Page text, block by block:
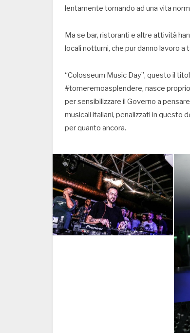
lentamente tornando ad una vita
Ma se bar, ristoranti e altre attività
locali notturni, che pur danno lavoro a
“Colosseum Music Day”, questo il
#torneremoasplendere, nasce
per sensibilizzare il Governo a
musicali italiani, penalizzati in questo
per quanto ancora.